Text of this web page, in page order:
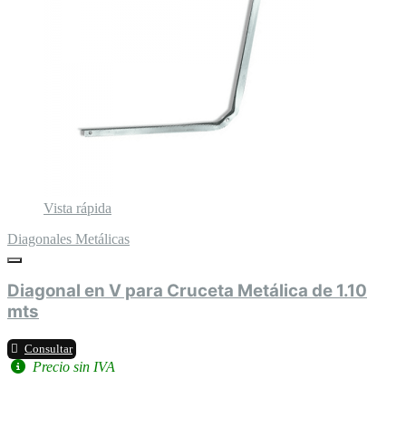
Vista rápida
Diagonales Metálicas
Diagonal en V para Cruceta Metálica de 1.10
mts
Consultar
Precio sin IVA